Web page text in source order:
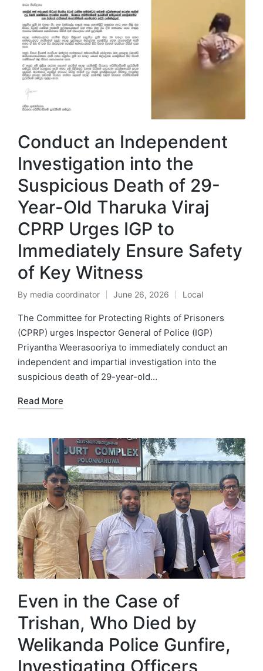
Conduct an Independent
Investigation into the
Suspicious Death of 29-
Year-Old Tharuka Viraj
CPRP Urges IGP to
Immediately Ensure Safety
of Key Witness
By media coordinator June 26, 2026 Local
The Committee for Protecting Rights of Prisoners
(CPRP) urges Inspector General of Police (IGP)
Priyantha Weerasooriya to immediately conduct an
independent and impartial investigation into the
suspicious death of 29-year-old…
Read More
Even in the Case of
Trishan, Who Died by
Welikanda Police Gunfire,
Investigating Officers